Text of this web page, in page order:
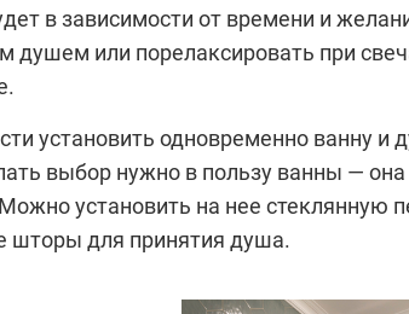
в зависимости от времени и
душем или порелаксировать при
установить одновременно ванну и
выбор нужно в пользу ванны — она
установить на нее стеклянную
шторы для принятия душа.